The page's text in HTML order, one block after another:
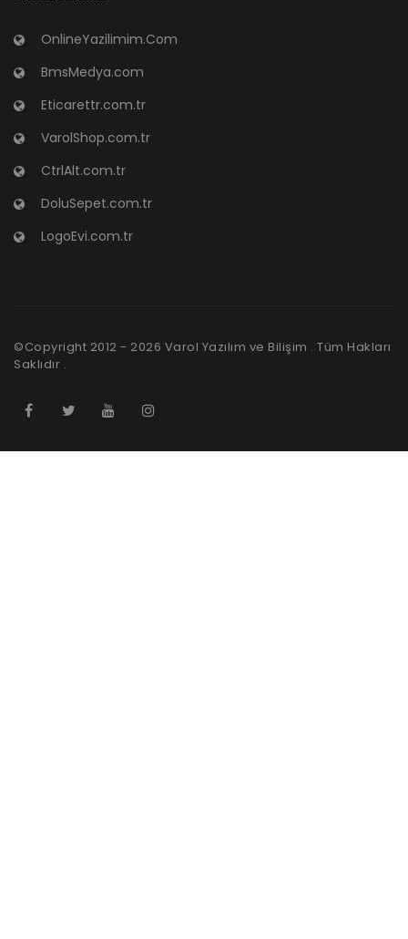
OnlineYazilimim.Com
BmsMedya.com
Eticarettr.com.tr
VarolShop.com.tr
CtrlAlt.com.tr
DoluSepet.com.tr
LogoEvi.com.tr
©Copyright 2012 - 2026 Varol Yazılım ve Bilişim . Tüm Hakları
Saklıdır .